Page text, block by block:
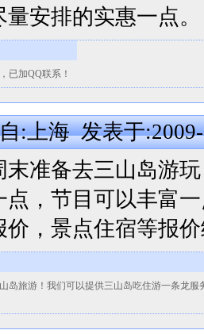
安排的实惠一点。
已加QQ联系！
:上海 发表于
末准备去三山岛游
点，节目可以丰富
价，景点住宿等报
岛旅游！我们可以提供三山岛吃住游一条龙